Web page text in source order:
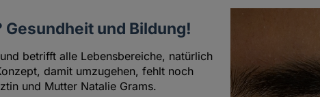
und Bildung!
betrifft alle Lebensbereiche, natürlich
damit umzugehen, fehlt noch
und Mutter Natalie Grams.